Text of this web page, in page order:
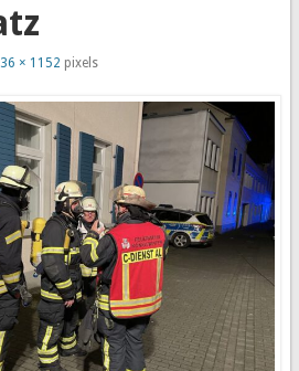
× 1152 pixels